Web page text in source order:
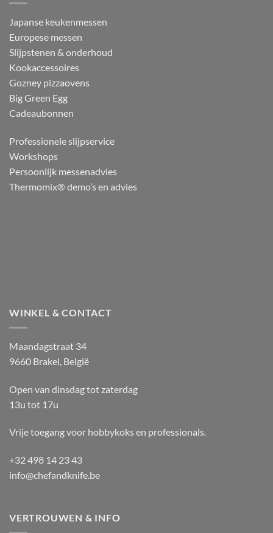
Japanse keukenmessen
Europese messen
Slijpstenen & onderhoud
Kookaccessoires
Gozney pizzaovens
Big Green Egg
Cadeaubonnen
Professionele slijpservice
Workshops
Persoonlijk messenadvies
Thermomix® demo’s en advies
WINKEL & CONTACT
Maandagstraat 34
9660 Brakel, België
Open van dinsdag tot zaterdag
13u tot 17u
Vrije toegang voor hobbykoks en professionals.
+32 498 14 23 43
info@chefandknife.be
VERTROUWEN & INFO